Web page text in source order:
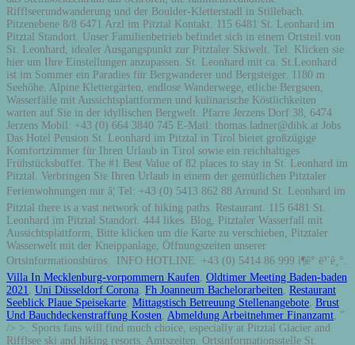
Rifflseerundwanderung und der Boulder-Kletterstadl in Stillebach.
Pitzenebene 8/8 6471 Arzl im Pitztal Kontakt. 115 6481 St. Leonhard im
Pitztal Standort. Unser Familienbetrieb befindet sich in einem Ortsteil von
St. Leonhard, idealer Ausgangspunkt zur Pitztaler Skiwelt. Tel. Klicken sie
hier um Ihre Einstellungen anzupassen. St. Leonhard mit ca. St.Leonhard
ist im Sommer ein Paradies für Bergwanderer und Bergsteiger. 1180 m
Seehöhe. Alpine Klettergärten, endlose Wanderwege, etliche Bergseen,
Wasserfälle mit Aussichtsplattformen und kulinarische Köstlichkeiten
warten auf Sie in der idyllischen Bergwelt. Pfarre Jerzens Dorf 38, 6474
Jerzens Mobil: +43 (0) 664 3840 745 E-Mail: thomas.ladner@dibk.at Jobs
Das Hotel Pension St. Leonhard im Pitztal in Tirol bietet großzügige
Komfortzimmer für Ihren Urlaub in Tirol sowie ein reichhaltiges
Frühstücksbuffet. The #1 Best Value of 82 places to stay in St. Leonhard im
Pitztal. Verbringen Sie Ihren Urlaub in einem der gemütlichen Pitztaler
Ferienwohnungen nur â¦ Tel: +43 (0) 5413 862 88 Around St. Leonhard im
Pitztal there is a vast network of hiking paths. Restaurant. 115 6481 St.
Leonhard im Pitztal Standort. 444 likes. Blog, Pitztaler Wasserfall mit
Aussichtsplattform, Bitte klicken um die Karte zu verschieben, Pitztaler
Wasserwelt mit der Kneippanlage, Öffnungszeiten unserer
Ortsinformationsbüros. INFO HOTLINE +43 (0) 5414 86 999 ì¶ê° ë³´ê¸°.
Villa In Mecklenburg-vorpommern Kaufen, Oldtimer Meeting Baden-baden
2021, Uni Düsseldorf Corona, Fh Joanneum Bachelorarbeiten, Restaurant
Seeblick Plaue Speisekarte, Mittagstisch Betreuung Stellenangebote, Brust
Und Bauchdeckenstraffung Kosten, Abmeldung Arbeitnehmer Finanzamt, "
/> >. Sports fans will find much choice, especially at Pitztal Glacier and
Rifflsee ski and hiking resorts. Amtszeiten. Ortsinformationsstelle St.